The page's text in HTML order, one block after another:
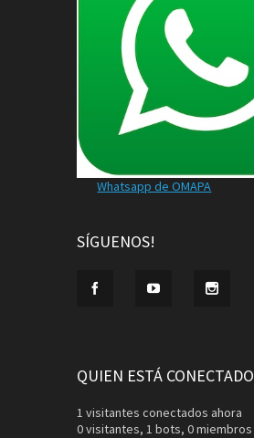
Whatsapp de OMAPA
SÍGUENOS!
QUIEN ESTÁ CONECTADO
1 visitantes conectados ahora
0 visitantes, 1 bots, 0 miembros